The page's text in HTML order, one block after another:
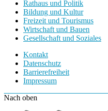
Rathaus und Politik
Bildung und Kultur
Freizeit und Tourismus
Wirtschaft und Bauen
Gesellschaft und Soziales
Kontakt
Datenschutz
Barrierefreiheit
Impressum
Nach oben